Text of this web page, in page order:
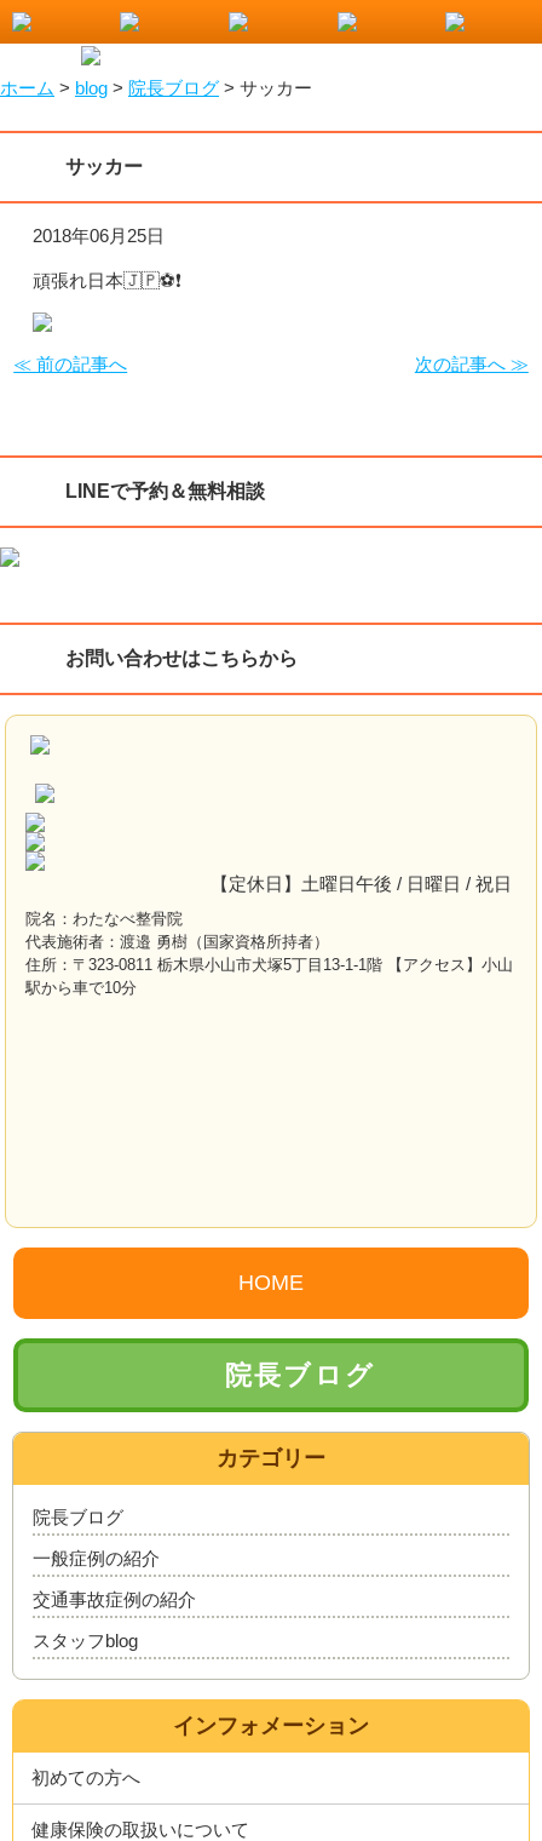
小山市で整骨院をお探しなら！わたなべ整骨院
ホーム > blog > 院長ブログ > サッカー
サッカー
2018年06月25日
頑張れ日本🇯🇵⚽️❗️
≪ 前の記事へ 次の記事へ ≫
LINEで予約＆無料相談
お問い合わせはこちらから
【定休日】土曜日午後 / 日曜日 / 祝日
院名：わたなべ整骨院
代表施術者：渡邉 勇樹（国家資格所持者）
住所：〒323-0811 栃木県小山市犬塚5丁目13-1-1階 【アクセス】小山
駅から車で10分
HOME
院長ブログ
カテゴリー
院長ブログ
一般症例の紹介
交通事故症例の紹介
スタッフblog
インフォメーション
初めての方へ
健康保険の取扱いについて